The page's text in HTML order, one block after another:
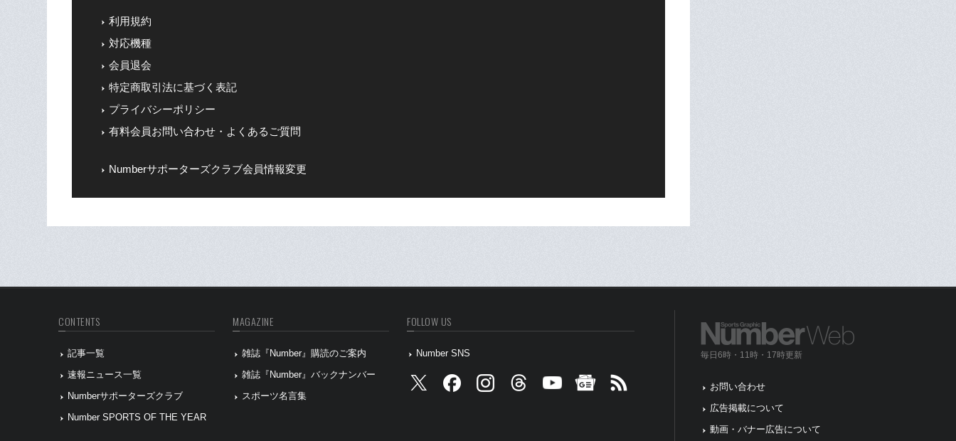
利用規約
対応機種
会員退会
特定商取引法に基づく表記
プライバシーポリシー
有料会員お問い合わせ・よくあるご質問
Numberサポーターズクラブ会員情報変更
CONTENTS
記事一覧
速報ニュース一覧
Numberサポーターズクラブ
Number SPORTS OF THE YEAR
MAGAZINE
雑誌『Number』購読のご案内
雑誌『Number』バックナンバー
スポーツ名言集
FOLLOW US
Number SNS 毎日6時・11時・17時更新
お問い合わせ
広告掲載について
動画・バナー広告について